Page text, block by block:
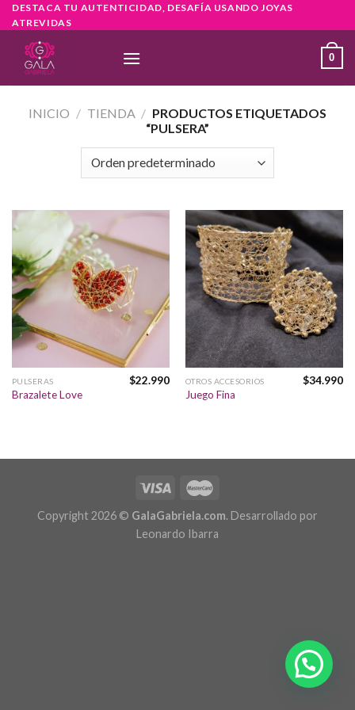
Skip
to
content
DESTACA TU AUTENTICIDAD, DESAFÍA USANDO JOYAS
ATREVIDAS
0
INICIO / TIENDA / PRODUCTOS ETIQUETADOS
“PULSERA”
PULSERAS
Brazalete Love
$22.990 OTROS ACCESORIOS
Juego Fina
$34.990
Copyright 2026 © GalaGabriela.com. Desarrollado por
Leonardo Ibarra